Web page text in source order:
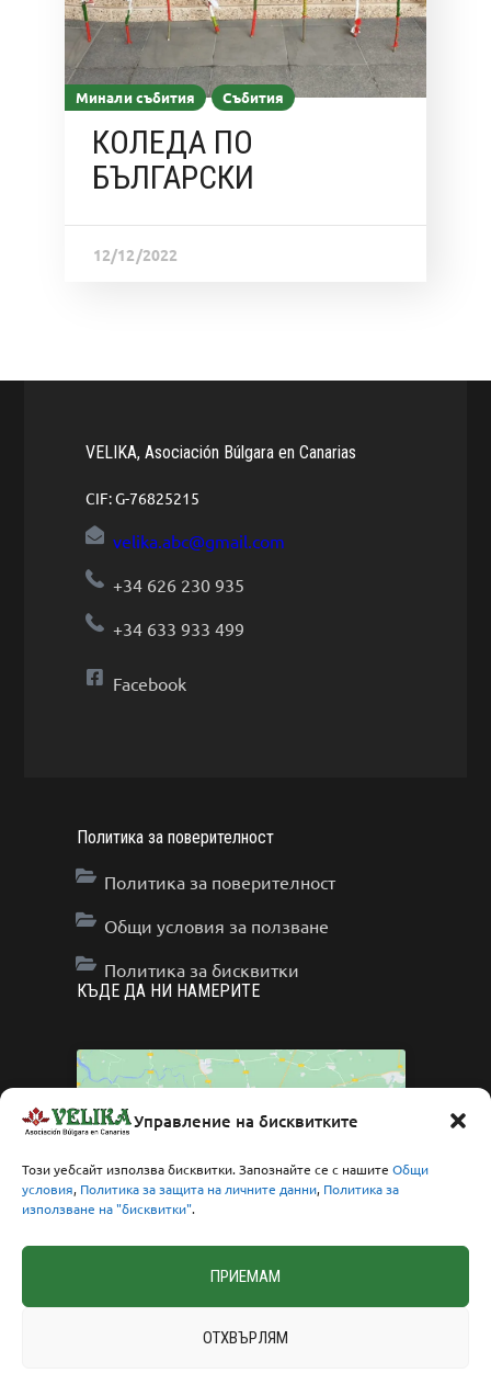
Управление на бисквитките
Този уебсайт използва бисквитки. Запознайте се с нашите Общи
условия, Политика за защита на личните данни, Политика за
използване на "бисквитки".
ПРИЕМАМ
ОТХВЪРЛЯМ
Минали събития Събития
КОЛЕДА ПО
БЪЛГАРСКИ
12/12/2022
VELIKA, Asociación Búlgara en Canarias
CIF: G-76825215
velika.abc@gmail.com
+34 626 230 935
+34 633 933 499
Facebook
Политика за поверителност
Политика за поверителност
Общи условия за ползване
Политика за бисквитки
КЪДЕ ДА НИ НАМЕРИТЕ
Click to accept marketing cookies and enable
this content